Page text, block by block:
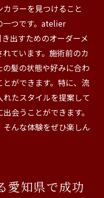
ラーを見つけること
一つです。atelier
出すためのオーダーメ
ています。施術前のカ
髪の状態や好みに合わ
ができます。特に、流
たスタイルを提案して
会うことができます。
んな体験をぜひ楽しん
愛知県で成功